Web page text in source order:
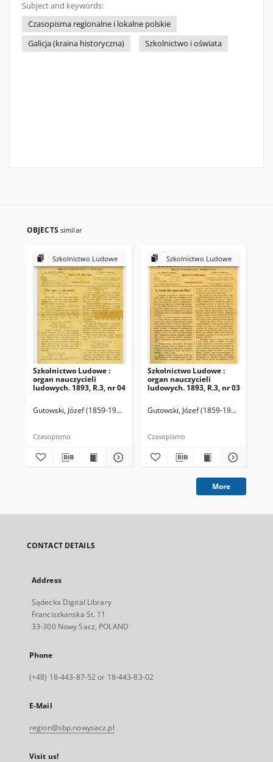
Subject and keywords:
Czasopisma regionalne i lokalne polskie
Galicja (kraina historyczna)
Szkolnictwo i oświata
OBJECTS similar
Szkolnictwo Ludowe
Szkolnictwo Ludowe :
organ nauczycieli
ludowych. 1893, R.3, nr 04
Gutowski, Józef (1859-1916). Redaktor
Czasopismo
Szkolnictwo Ludowe
Szkolnictwo Ludowe :
organ nauczycieli
ludowych. 1893, R.3, nr 03
Gutowski, Józef (1859-1916).
Czasopismo
More
CONTACT DETAILS
Address
Sądecka Digital Library
Franciszkanska St. 11
33-300 Nowy Sacz, POLAND
Phone
(+48) 18-443-87-52 or 18-443-83-02
E-Mail
region@sbp.nowysacz.pl
Visit us!